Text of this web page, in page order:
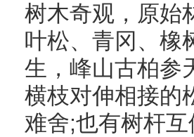
树木奇观，原始
叶松、青冈、橡
生，峰山古柏参
横枝对伸相接的
难舍;也有树杆